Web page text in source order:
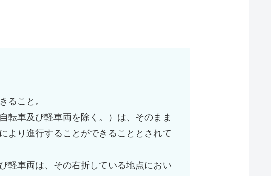
ること。
車及び軽車両を除く。）は、そのまま
より進行することができることとされて
車両は、その右折している地点におい